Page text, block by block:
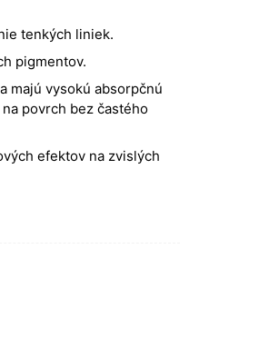
tenkých liniek.
pigmentov.
majú vysokú absorpčnú
povrch bez častého
efektov na zvislých